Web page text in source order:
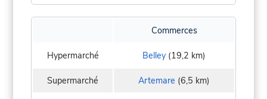
Commerces
Hypermarché Belley (19,2 km)
Supermarché Artemare (6,5 km)